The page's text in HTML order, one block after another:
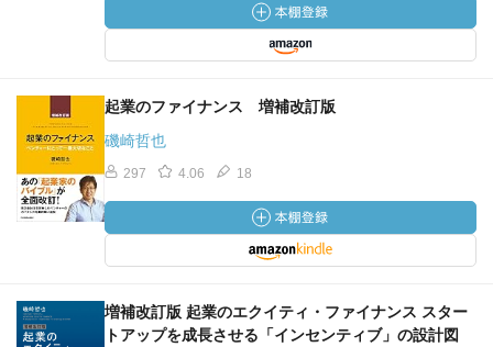
起業のファイナンス 増補改訂版
磯崎哲也
297 4.06 18
増補改訂版 起業のエクイティ・ファイナンス スター
トアップを成長させる「インセンティブ」の設計図